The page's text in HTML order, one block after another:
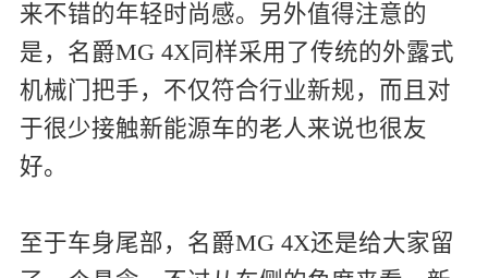
来不错的年轻时尚感。另外值得注意的
是，名爵MG 4X同样采用了传统的外露式
机械门把手，不仅符合行业新规，而且对
于很少接触新能源车的老人来说也很友
好。
至于车身尾部，名爵MG 4X还是给大家留